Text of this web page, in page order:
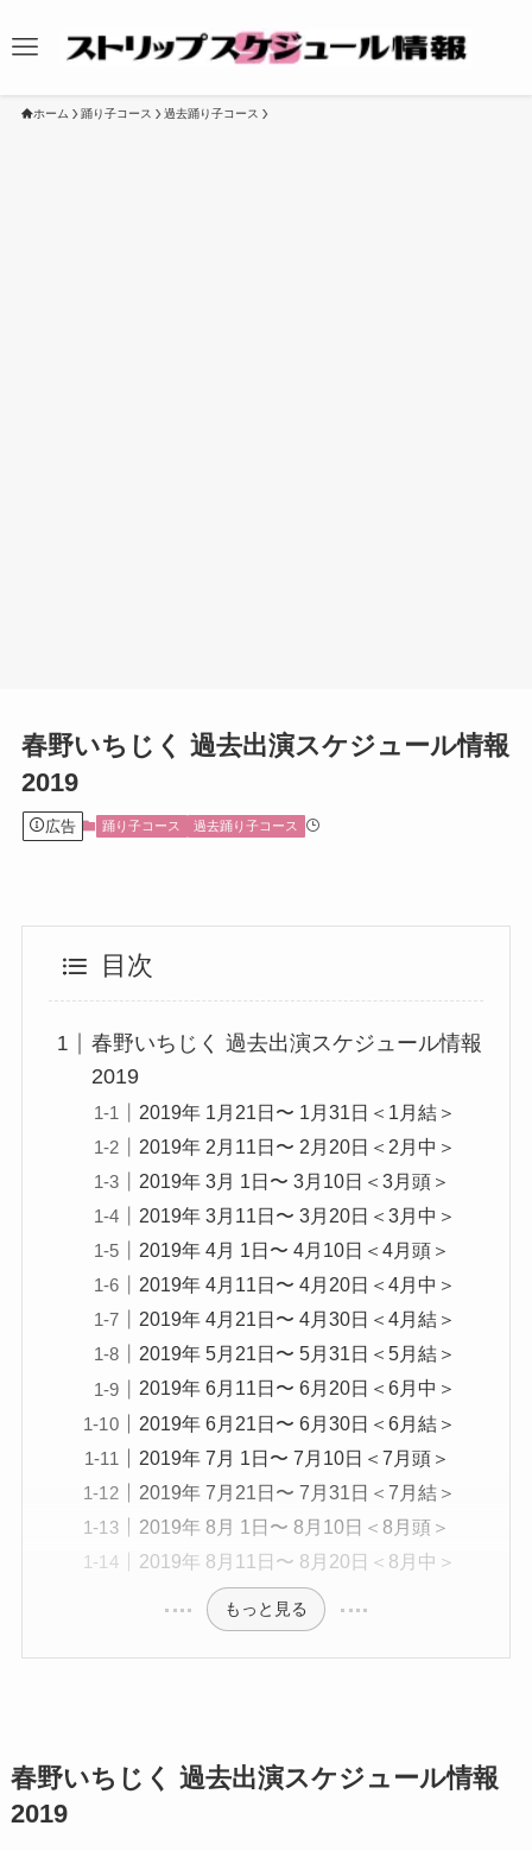
ホーム 踊り子コース 過去踊り子コース
春野いちじく 過去出演スケジュール情報
2019
広告 踊り子コース 過去踊り子コース
目次
春野いちじく 過去出演スケジュール情報
2019
2019年 1月21日〜 1月31日＜1月結＞
2019年 2月11日〜 2月20日＜2月中＞
2019年 3月 1日〜 3月10日＜3月頭＞
2019年 3月11日〜 3月20日＜3月中＞
2019年 4月 1日〜 4月10日＜4月頭＞
2019年 4月11日〜 4月20日＜4月中＞
2019年 4月21日〜 4月30日＜4月結＞
2019年 5月21日〜 5月31日＜5月結＞
2019年 6月11日〜 6月20日＜6月中＞
2019年 6月21日〜 6月30日＜6月結＞
2019年 7月 1日〜 7月10日＜7月頭＞
2019年 7月21日〜 7月31日＜7月結＞
2019年 8月 1日〜 8月10日＜8月頭＞
2019年 8月11日〜 8月20日＜8月中＞
もっと見る
春野いちじく 過去出演スケジュール情報
2019